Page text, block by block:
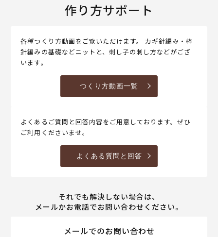
作り方サポート
各種つくり方動画をご覧いただけます。 カギ針編み・棒
針編みの基礎などニットと、刺し子の刺し方などがござ
います。
つくり方動画一覧
よくあるご質問と回答内容をご用意しております。ぜひ
ご利用くださいませ。
よくある質問と回答
それでも解決しない場合は、
メールかお電話でお問い合わせください。
メールでのお問い合わせ